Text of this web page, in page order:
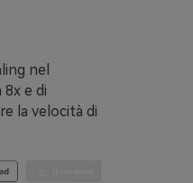
nel
e di
la velocità di